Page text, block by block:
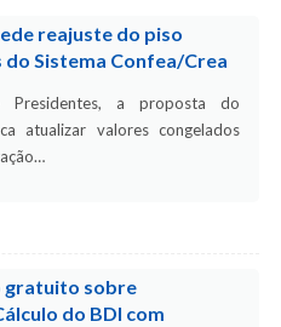
reajuste do piso
Sistema Confea/Crea
a proposta do
atualizar valores congelados
gratuito sobre
do BDI com